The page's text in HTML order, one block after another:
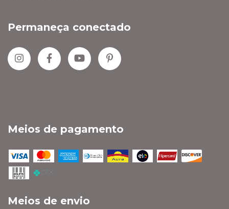
Permaneça conectado
Meios de pagamento
Meios de envio